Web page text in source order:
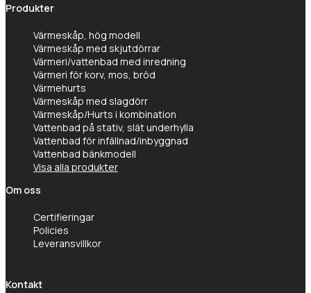
Produkter
Värmeskåp, hög modell
Värmeskåp med skjutdörrar
Värmeri/vattenbad med inredning
Värmeri för korv, mos, bröd
Värmehurts
Värmeskåp med slagdörr
Värmeskåp/Hurts i kombination
Vattenbad på stativ, slät underhylla
Vattenbad för infällnad/inbyggnad
Vattenbad bänkmodell
Visa alla produkter
Om oss
Certifieringar
Policies
Leveransvillkor
Kontakt